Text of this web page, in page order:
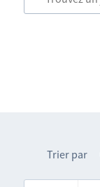
Trier par